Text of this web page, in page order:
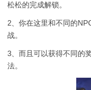
松松的完成解锁。
2、你在这里和不同的
战。
3、而且可以获得不同的
法。